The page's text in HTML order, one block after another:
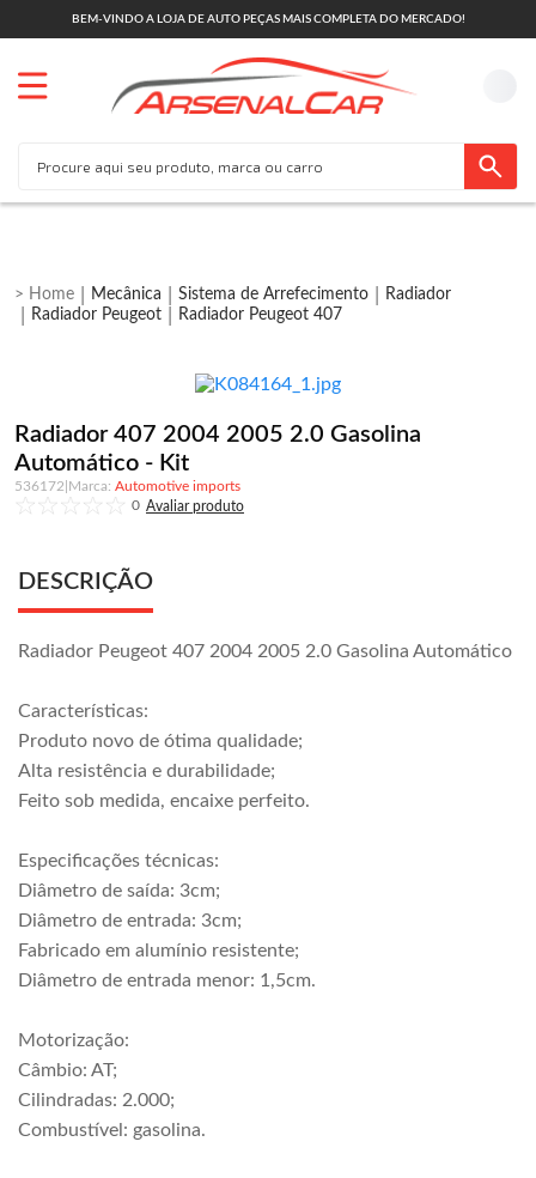
BEM-VINDO A LOJA DE AUTO PEÇAS MAIS COMPLETA DO MERCADO!
Mecânica Sistema de Arrefecimento
Radiador
Radiador Peugeot
Radiador Peugeot 407
Radiador 407 2004 2005 2.0 Gasolina
Automático - Kit
536172
Automotive imports
0
DESCRIÇÃO
Radiador Peugeot 407 2004 2005 2.0 Gasolina Automático
Características:
Produto novo de ótima qualidade;
Alta resistência e durabilidade;
Feito sob medida, encaixe perfeito.
Especificações técnicas:
Diâmetro de saída: 3cm;
Diâmetro de entrada: 3cm;
Fabricado em alumínio resistente;
Diâmetro de entrada menor: 1,5cm.
Motorização:
Câmbio: AT;
Cilindradas: 2.000;
Combustível: gasolina.